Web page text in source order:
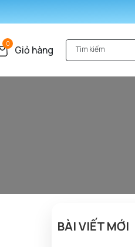
0 Giỏ hàng
BÀI VIẾT MỚI